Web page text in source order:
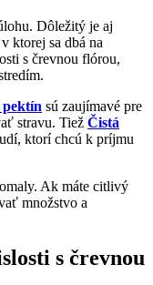
Dôležitý je aj
ktorej sa dbá na
s črevnou flórou,
sú zaujímavé pre
stravu. Tiež Čistá
ktorí chcú k príjmu
Ak máte citlivý
množstvo a
s črevnou